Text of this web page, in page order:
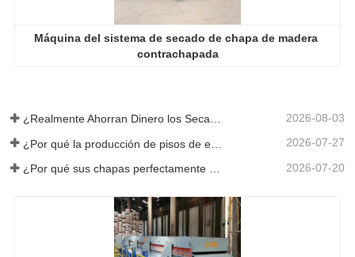
Máquina del sistema de secado de chapa de madera
contrachapada
¿Realmente Ahorran Dinero los Secadores de Chapa Más Grandes? 2026-08-03
2026-07-27
2026-07-20